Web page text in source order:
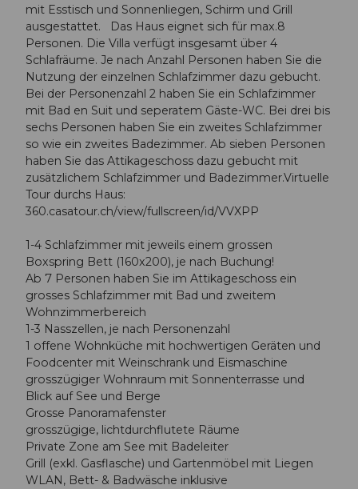
mit Esstisch und Sonnenliegen, Schirm und Grill
ausgestattet. Das Haus eignet sich für max.8
Personen. Die Villa verfügt insgesamt über 4
Schlafräume. Je nach Anzahl Personen haben Sie die
Nutzung der einzelnen Schlafzimmer dazu gebucht.
Bei der Personenzahl 2 haben Sie ein Schlafzimmer
mit Bad en Suit und seperatem Gäste-WC. Bei drei bis
sechs Personen haben Sie ein zweites Schlafzimmer
so wie ein zweites Badezimmer. Ab sieben Personen
haben Sie das Attikageschoss dazu gebucht mit
zusätzlichem Schlafzimmer und Badezimmer.Virtuelle
Tour durchs Haus:
360.casatour.ch/view/fullscreen/id/VVXPP
1-4 Schlafzimmer mit jeweils einem grossen
Boxspring Bett (160x200), je nach Buchung!
Ab 7 Personen haben Sie im Attikageschoss ein
grosses Schlafzimmer mit Bad und zweitem
Wohnzimmerbereich
1-3 Nasszellen, je nach Personenzahl
1 offene Wohnküche mit hochwertigen Geräten und
Foodcenter mit Weinschrank und Eismaschine
grosszügiger Wohnraum mit Sonnenterrasse und
Blick auf See und Berge
Grosse Panoramafenster
grosszügige, lichtdurchflutete Räume
Private Zone am See mit Badeleiter
Grill (exkl. Gasflasche) und Gartenmöbel mit Liegen
WLAN, Bett- & Badwäsche inklusive